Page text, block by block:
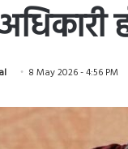
8 May 2026 - 4:56 PM